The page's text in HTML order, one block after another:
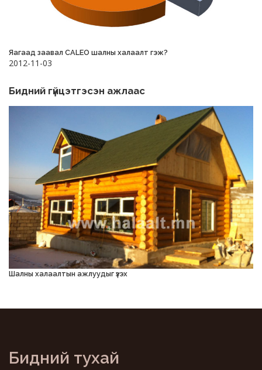
Яагаад заавал CALEO шалны халаалт гэж?
2012-11-03
Бидний гүйцэтгэсэн ажлаас
Шалны халаалтын ажлуудыг үзэх
Бидний тухай